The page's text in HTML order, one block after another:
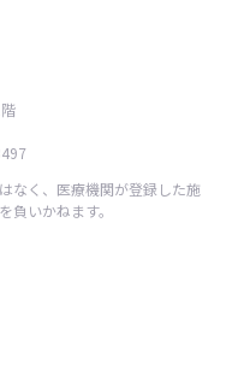
なく、医療機関が登録した施
負いかねます。